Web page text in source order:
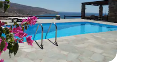
la base de 156 commentaires : 4,99 sur 5